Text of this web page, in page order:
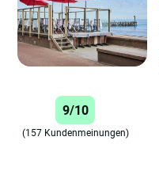
9/10
(157 Kundenmeinungen)